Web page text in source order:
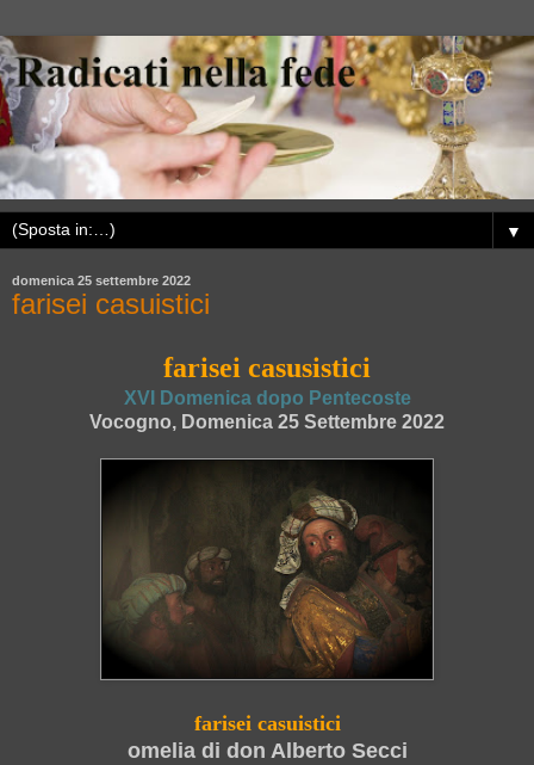
▼
domenica 25 settembre 2022
farisei casuistici
farisei casusistici
XVI Domenica dopo Pentecoste
Vocogno, Domenica 25 Settembre 2022
farisei casuistici
omelia di don Alberto Secci